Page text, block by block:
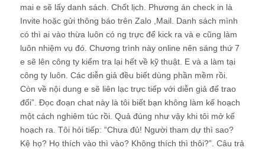
mai e sẽ lấy danh sách. Chốt lịch. Phương án check in là
Invite hoặc gửi thông báo trên Zalo ,Mail. Danh sách mình
có thì ai vào thừa luôn có ng trực để kick ra và e cũng làm
luôn nhiệm vụ đó. Chương trình này online nên sáng thứ 7
e sẽ lên công ty kiểm tra lại hết về kỹ thuật. E và a làm tại
công ty luôn. Các diễn giả đều biết dùng phần mềm rồi.
Còn về nội dung e sẽ liên lạc trực tiếp với diễn giả để trao
đổi”. Đọc đoạn chat này là tôi biết bạn không làm kế hoạch
một cách nghiêm túc rồi. Quả đúng như vậy khi tôi mở kế
hoạch ra. Tôi hỏi tiếp: “Chưa đủ! Người tham dự thì sao?
Kệ họ? Họ thích vào thì vào? Không thích thì thôi?”. Câu trả